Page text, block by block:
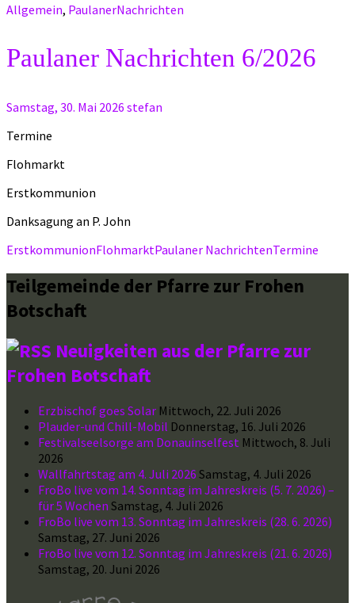
Allgemein, PaulanerNachrichten
Paulaner Nachrichten 6/2026
Samstag, 30. Mai 2026 stefan
Termine
Flohmarkt
Erstkommunion
Danksagung an P. John
ErstkommunionFlohmarktPaulaner NachrichtenTermine
Teilgemeinde der Pfarre zur Frohen
Botschaft
Neuigkeiten aus der Pfarre zur
Frohen Botschaft
Erzbischof goes Solar Mittwoch, 22. Juli 2026
Plauder-und Chill-Mobil Donnerstag, 16. Juli 2026
Festivalseelsorge am Donauinselfest Mittwoch, 8. Juli
2026
Wallfahrtstag am 4. Juli 2026 Samstag, 4. Juli 2026
FroBo live vom 14. Sonntag im Jahreskreis (5. 7. 2026) –
für 5 Wochen Samstag, 4. Juli 2026
FroBo live vom 13. Sonntag im Jahreskreis (28. 6. 2026)
Samstag, 27. Juni 2026
FroBo live vom 12. Sonntag im Jahreskreis (21. 6. 2026)
Samstag, 20. Juni 2026